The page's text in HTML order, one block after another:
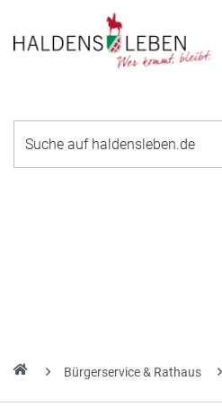
Bürgerservice & Rathaus